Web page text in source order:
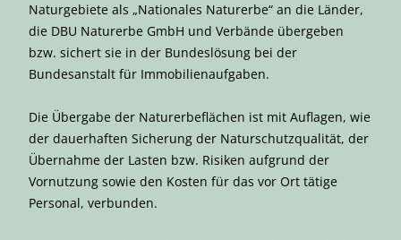
Naturgebiete als „Nationales Naturerbe“ an die Länder,
die DBU Naturerbe GmbH und Verbände übergeben
bzw. sichert sie in der Bundeslösung bei der
Bundesanstalt für Immobilienaufgaben.
Die Übergabe der Naturerbeflächen ist mit Auflagen, wie
der dauerhaften Sicherung der Naturschutzqualität, der
Übernahme der Lasten bzw. Risiken aufgrund der
Vornutzung sowie den Kosten für das vor Ort tätige
Personal, verbunden.